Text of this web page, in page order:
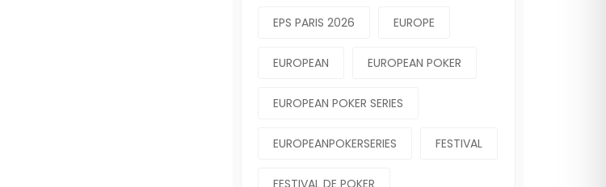
EPS PARIS 2026 EUROPE
EUROPEAN EUROPEAN POKER
EUROPEAN POKER SERIES
EUROPEANPOKERSERIES FESTIVAL
FESTIVAL DE POKER